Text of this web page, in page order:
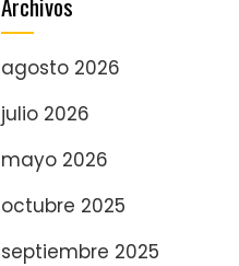
agosto 2026
julio 2026
mayo 2026
octubre 2025
septiembre 2025